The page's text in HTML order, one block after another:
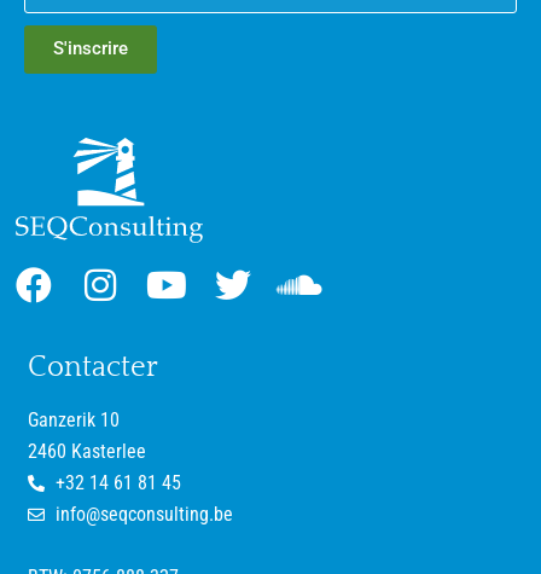
S'inscrire
Contacter
Ganzerik 10
2460 Kasterlee
+32 14 61 81 45
info@seqconsulting.be